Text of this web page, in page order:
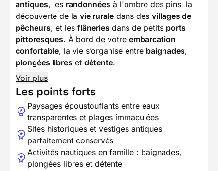
antiques, les randonnées à l'ombre des pins, la
découverte de la vie rurale dans des villages de
pêcheurs, et les flâneries dans de petits ports
pittoresques. À bord de votre embarcation
confortable, la vie s’organise entre baignades,
plongées libres et détente.
Voir plus
Les points forts
Paysages époustouflants entre eaux
transparentes et plages immaculées
Sites historiques et vestiges antiques
parfaitement conservés
Activités nautiques en famille : baignades,
plongées libres et détente